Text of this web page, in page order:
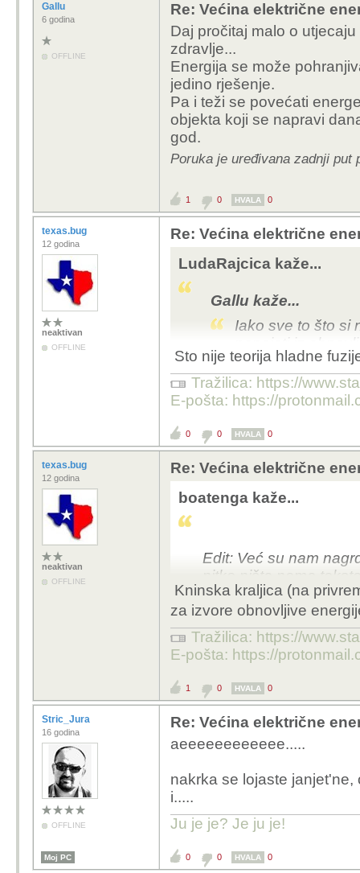
Gallu
6 godina
OFFLINE
Re: Većina električne
Daj pročitaj malo o
zdravlje...
Energija se može
jedino rješenje.
Pa i teži se povećati
objekta koji se napravi
god.
Poruka je uređivana zadnji put
1 0 HVALA 0
texas.bug
12 godina
neaktivan
OFFLINE
Re: Većina električne
LudaRajcica kaže...
Gallu kaže...
Iako sve to što si
napajati iz
poprilično
energije.
Da, primijer neki?
I automobile koje
energije?
I avioni lete prirodnim
Televizor i plejka koju
Mi cemo dr*ati k***c
posao za nas? ops,
No way... nada...
Kratkorocno klasicna
i/ili plinom
fosilnog i fisijskog
Sto nije teorija hladne
Tražilica: https://
E-pošta: https://
0 0 HVALA 0
texas.bug
12 godina
neaktivan
OFFLINE
Re: Većina električne
boatenga kaže...
Edit: Već su nam
nitko ništa nema
Kninska kraljica (na
za izvore obnovljive
Tražilica: https://
E-pošta: https://
1 0 HVALA 0
Stric_Jura
16 godina
OFFLINE
Re: Većina električne
aeeeeeeeeeeee.....
nakrka se lojaste
i.....
Ju je je? Je ju je!
Moj PC 0 0 HVALA 0